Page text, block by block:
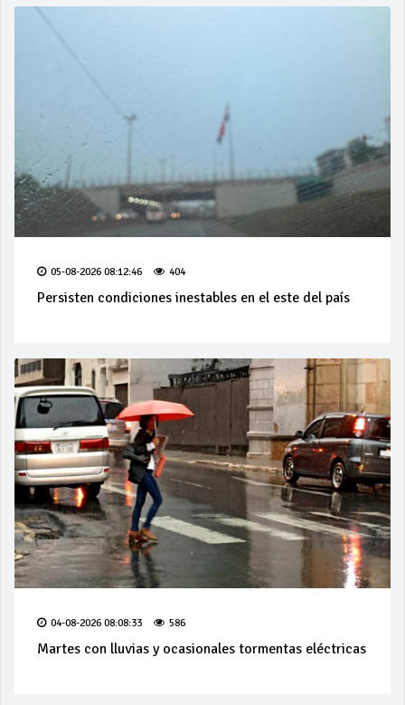
05-08-2026 08:12:46 404
Persisten condiciones inestables en el este del país
04-08-2026 08:08:33 586
Martes con lluvias y ocasionales tormentas eléctricas